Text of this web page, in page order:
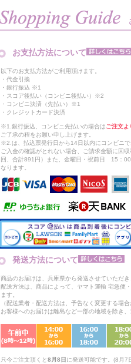
お支払方法について
以下のお支払方法がご利用頂けます。
・代金引換
・銀行振込 ※1
・スコア後払い（コンビニ後払い）※2
・コンビニ決済（先払い）※1
・クレジットカード決済
※1.銀行振込、コンビニ先払いの場合はご注文よ
ご了承の程をお願い申し上げます。
※2.は、払込票発行日から14日以内にコンビニ
ご入金の確認がとれない場合、ご請求金額に回
回、合計891円）また、金曜日・祝前日 15：
なります。
発送方法について
商品のお届けは、兵庫県から発送させていただき
配送方法は、商品によって、ヤマト運輸 宅急便
ます。
（配送業者・配送方法は、予告なく変更する場合
お客様へのお届けは離島など一部の地域を除き
只今ご注文頂くと8月8日 に発送可能です。(8月7